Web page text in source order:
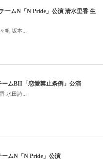
ームN「N Pride」公演 清水里香 生
帆 坂本...
ームBII「恋愛禁止条例」公演
水田詩...
ームN「N Pride」公演